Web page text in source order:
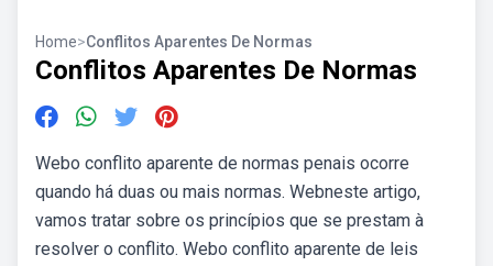
Home>Conflitos Aparentes De Normas
Conflitos Aparentes De Normas
Webo conflito aparente de normas penais ocorre
quando há duas ou mais normas. Webneste artigo,
vamos tratar sobre os princípios que se prestam à
resolver o conflito. Webo conflito aparente de leis